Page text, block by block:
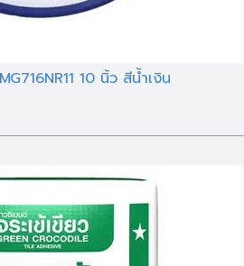
10 นิ้ว สีน้ำเงิน